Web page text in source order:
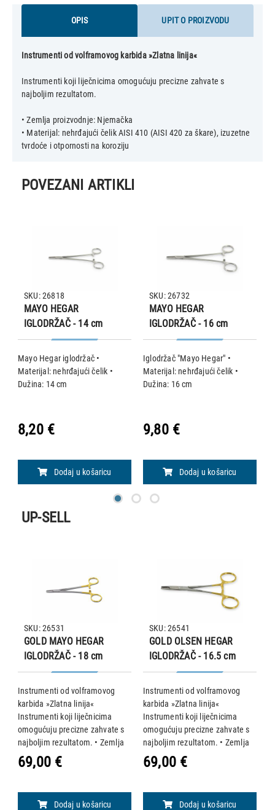
OPIS UPIT O PROIZVODU
Instrumenti od volframovog karbida »Zlatna linija«
Instrumenti koji liječnicima omogućuju precizne zahvate s
najboljim rezultatom.
• Zemlja proizvodnje: Njemačka
• Materijal: nehrđajući čelik AISI 410 (AISI 420 za škare), izuzetne
POVEZANI ARTIKLI
MAYO HEGAR
IGLODRŽAČ - 14 cm
Mayo Hegar iglodržač •
Materijal: nehrđajući čelik •
Dužina: 14 cm
SKU: 26818
8,20 €
Dodaj u košaricu
MAYO HEGAR
IGLODRŽAČ - 16 cm
Iglodržač "Mayo Hegar" •
Materijal: nehrđajući čelik •
Dužina: 16 cm
SKU: 26732
9,80 €
Dodaj u košaricu
UP-SELL
GOLD MAYO HEGAR
IGLODRŽAČ - 18 cm
Instrumenti od volframovog
karbida »Zlatna linija«
Instrumenti koji liječnicima
omogućuju precizne zahvate s
najboljim rezultatom. • Zemlja
proizvodnje:Njemačka •
Materijal: nehrđajući čelik AISI
izuzetne tvrdoće i otp
SKU: 26531
69,00 €
Dodaj u košaricu
GOLD OLSEN HEGAR
IGLODRŽAČ - 16.5 cm
Instrumenti od volframovog
karbida »Zlatna linija«
Instrumenti koji liječnicima
omogućuju precizne zahvate s
najboljim rezultatom. • Zemlja
proizvodnje: Njemačka •
Materijal: nehrđajući čelik AISI
izuzetne tvrdoće i ot
SKU: 26541
69,00 €
Dodaj u košaricu